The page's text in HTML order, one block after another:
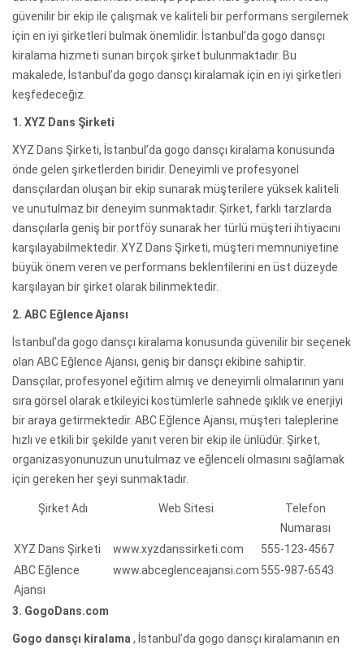
güvenilir bir ekip ile çalışmak ve kaliteli bir performans sergilemek
için en iyi şirketleri bulmak önemlidir. İstanbul’da gogo dansçı
kiralama hizmeti sunan birçok şirket bulunmaktadır. Bu
makalede, İstanbul’da gogo dansçı kiralamak için en iyi şirketleri
keşfedeceğiz.
1. XYZ Dans Şirketi
XYZ Dans Şirketi, İstanbul’da gogo dansçı kiralama konusunda
önde gelen şirketlerden biridir. Deneyimli ve profesyonel
dansçılardan oluşan bir ekip sunarak müşterilere yüksek kaliteli
ve unutulmaz bir deneyim sunmaktadır. Şirket, farklı tarzlarda
dansçılarla geniş bir portföy sunarak her türlü müşteri ihtiyacını
karşılayabilmektedir. XYZ Dans Şirketi, müşteri memnuniyetine
büyük önem veren ve performans beklentilerini en üst düzeyde
karşılayan bir şirket olarak bilinmektedir.
2. ABC Eğlence Ajansı
İstanbul’da gogo dansçı kiralama konusunda güvenilir bir seçenek
olan ABC Eğlence Ajansı, geniş bir dansçı ekibine sahiptir.
Dansçılar, profesyonel eğitim almış ve deneyimli olmalarının yanı
sıra görsel olarak etkileyici kostümlerle sahnede şıklık ve enerjiyi
bir araya getirmektedir. ABC Eğlence Ajansı, müşteri taleplerine
hızlı ve etkili bir şekilde yanıt veren bir ekip ile ünlüdür. Şirket,
organizasyonunuzun unutulmaz ve eğlenceli olmasını sağlamak
için gereken her şeyi sunmaktadır.
Şirket Adı Web Sitesi
Telefon
Numarası
XYZ Dans Şirketi
www.xyzdanssirketi.com
555-123-4567
ABC Eğlence
Ajansı
www.abceglenceajansi.com 555-987-6543
3. GogoDans.com
Gogo dansçı kiralama , İstanbul’da gogo dansçı kiralamanın en